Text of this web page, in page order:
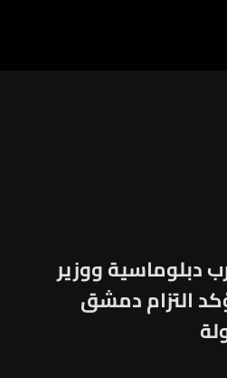
دبلوماسية ووزير
التزام دمشق